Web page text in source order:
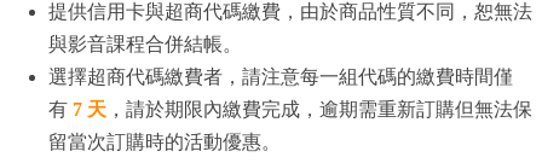
提供信用卡與超商代碼繳費，由於商品性質不同，恕無法
與影音課程合併結帳。
選擇超商代碼繳費者，請注意每一組代碼的繳費時間僅
有 7 天 ，請於期限內繳費完成，逾期需重新訂購但無法保
留當次訂購時的活動優惠。